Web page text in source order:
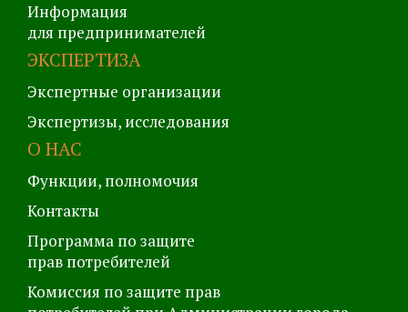
Информация
для предпринимателей
ЭКСПЕРТИЗА
Экспертные организации
Экспертизы, исследования
О НАС
Функции, полномочия
Контакты
Программа по защите
прав потребителей
Комиссия по защите прав